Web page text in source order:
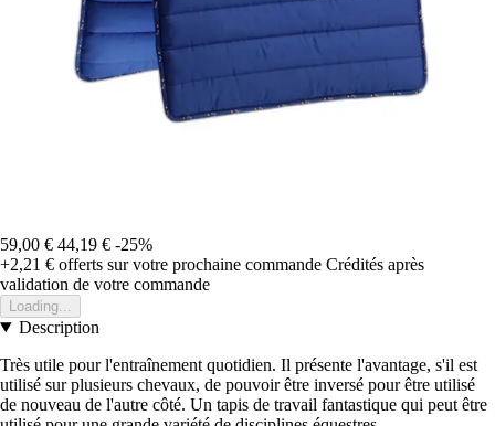
59,00 € 44,19 € -25%
+2,21 € offerts sur votre prochaine commande Crédités après
validation de votre commande
Loading...
Description
Très utile pour l'entraînement quotidien. Il présente l'avantage, s'il est
utilisé sur plusieurs chevaux, de pouvoir être inversé pour être utilisé
de nouveau de l'autre côté. Un tapis de travail fantastique qui peut être